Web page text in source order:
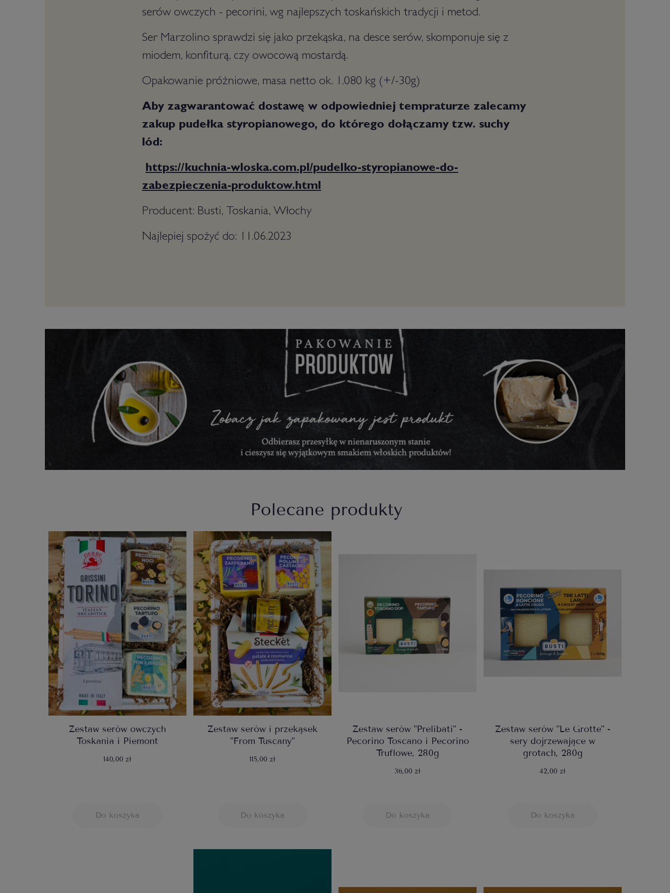
serów owczych - pecorini, wg najlepszych toskańskich tradycji i metod.
Ser Marzolino sprawdzi się jako przekąska, na desce serów, skomponuje się z
miodem, konfiturą, czy owocową mostardą.
Opakowanie próżniowe, masa netto ok. 1.080 kg (+/-30g)
Aby zagwarantować dostawę w odpowiedniej tempraturze zalecamy
zakup pudełka styropianowego, do którego dołączamy tzw. suchy
lód:
https://kuchnia-wloska.com.pl/pudelko-styropianowe-do-
zabezpieczenia-produktow.html
Producent: Busti, Toskania, Włochy
Najlepiej spożyć do: 11.06.2023
Polecane produkty
Zestaw serów owczych
Toskania i Piemont
140,00 zł
Do koszyka
Zestaw serów i przekąsek
"From Tuscany"
115,00 zł
Do koszyka
Zestaw serów "Prelibati" -
Pecorino Toscano i Pecorino
Truflowe, 280g
36,00 zł
Do koszyka
Zestaw serów "Le Grotte" -
sery dojrzewające w
grotach, 280g
42,00 zł
Do koszyka